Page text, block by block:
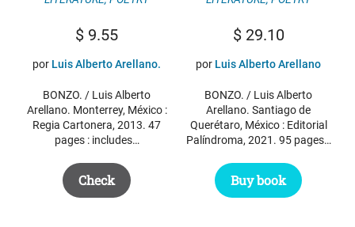
$ 9.55
por Luis Alberto Arellano.
BONZO. / Luis Alberto
Arellano. Monterrey, México :
Regia Cartonera, 2013. 47
pages : includes…
Check
$29.10
por Luis Alberto Arellano
BONZO. / Luis Alberto
Arellano. Santiago de
Querétaro, México : Editorial
Palíndroma, 2021. 95 pages…
Buy book